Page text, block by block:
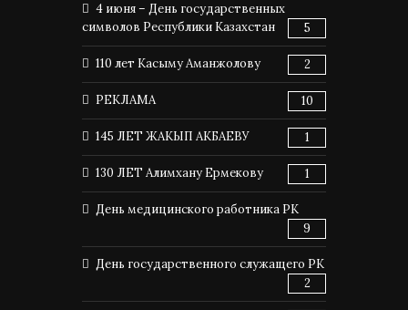
4 июня – День государственных
символов Республики Казахстан
5
110 лет Касыму Аманжолову 2
РЕКЛАМА 10
145 ЛЕТ ЖАКЫП АКБАЕВУ 1
130 ЛЕТ Алимхану Ермекову 1
День медицинского работника РК
9
День государственного служащего РК
2